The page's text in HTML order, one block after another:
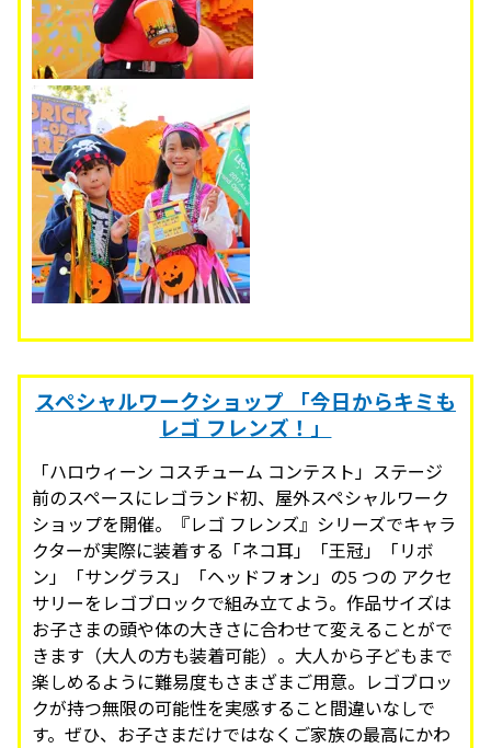
スペシャルワークショップ 「今日からキミも
レゴ フレンズ！」
「ハロウィーン コスチューム コンテスト」ステージ
前のスペースにレゴランド初、屋外スペシャルワーク
ショップを開催。『レゴ フレンズ』シリーズでキャラ
クターが実際に装着する「ネコ耳」「王冠」「リボ
ン」「サングラス」「ヘッドフォン」の5 つの アクセ
サリーをレゴブロックで組み立てよう。作品サイズは
お子さまの頭や体の大きさに合わせて変えることがで
きます（大人の方も装着可能）。大人から子どもまで
楽しめるように難易度もさまざまご用意。レゴブロッ
クが持つ無限の可能性を実感すること間違いなしで
す。ぜひ、お子さまだけではなくご家族の最高にかわ